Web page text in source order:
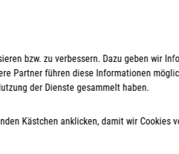
bzw. zu verbessern. Dazu geben wir
Partner führen diese Informationen
der Dienste gesammelt haben.
Kästchen anklicken, damit wir Cookies